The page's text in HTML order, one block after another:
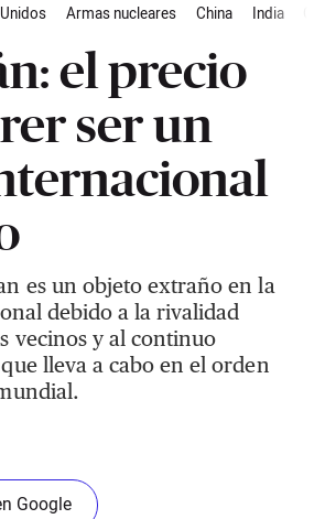
Armas nucleares China India
el precio
ser un
es un objeto extraño en la
debido a la rivalidad
vecinos y al continuo
lleva a cabo en el orden
Google